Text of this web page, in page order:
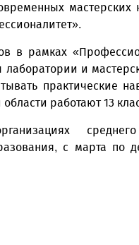
в рамках
и
практические
работают 13
среднего
с марта по